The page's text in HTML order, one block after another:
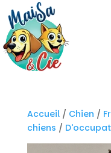
Accueil/ Chien /
chiens /